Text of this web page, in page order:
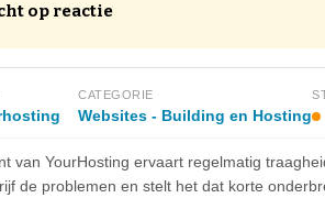
op reactie
CATEGORIE
Websites - Building en Hosting
van YourHosting ervaart regelmatig
de problemen en stelt het dat korte